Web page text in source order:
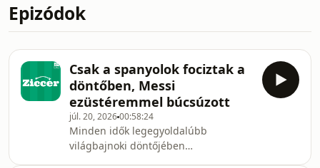
Epizódok
Csak a spanyolok fociztak a
döntőben, Messi
ezüstéremmel búcsúzott
júl. 20, 202600:58:24
Minden idők legegyoldalúbb
világbajnoki döntőjében